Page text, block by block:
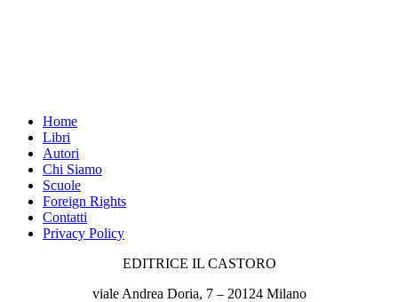
Home
Libri
Autori
Chi Siamo
Scuole
Foreign Rights
Contatti
Privacy Policy
EDITRICE IL CASTORO
viale Andrea Doria, 7 – 20124 Milano